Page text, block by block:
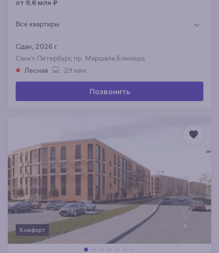
от 9,6 млн ₽
Все квартиры
Сдан, 2026 г.
Санкт-Петербург, пр. Маршала Блюхера
Лесная
29 мин.
Позвонить
Комфорт